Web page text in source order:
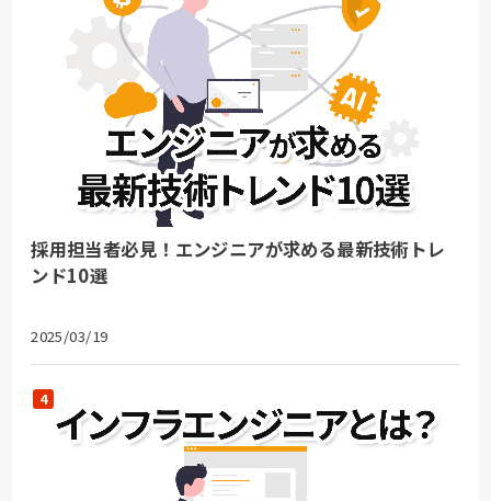
採用担当者必見！エンジニアが求める最新技術トレ
ンド10選
2025/03/19